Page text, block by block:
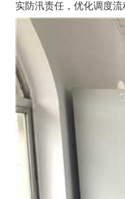
实防汛责任，优化调度流